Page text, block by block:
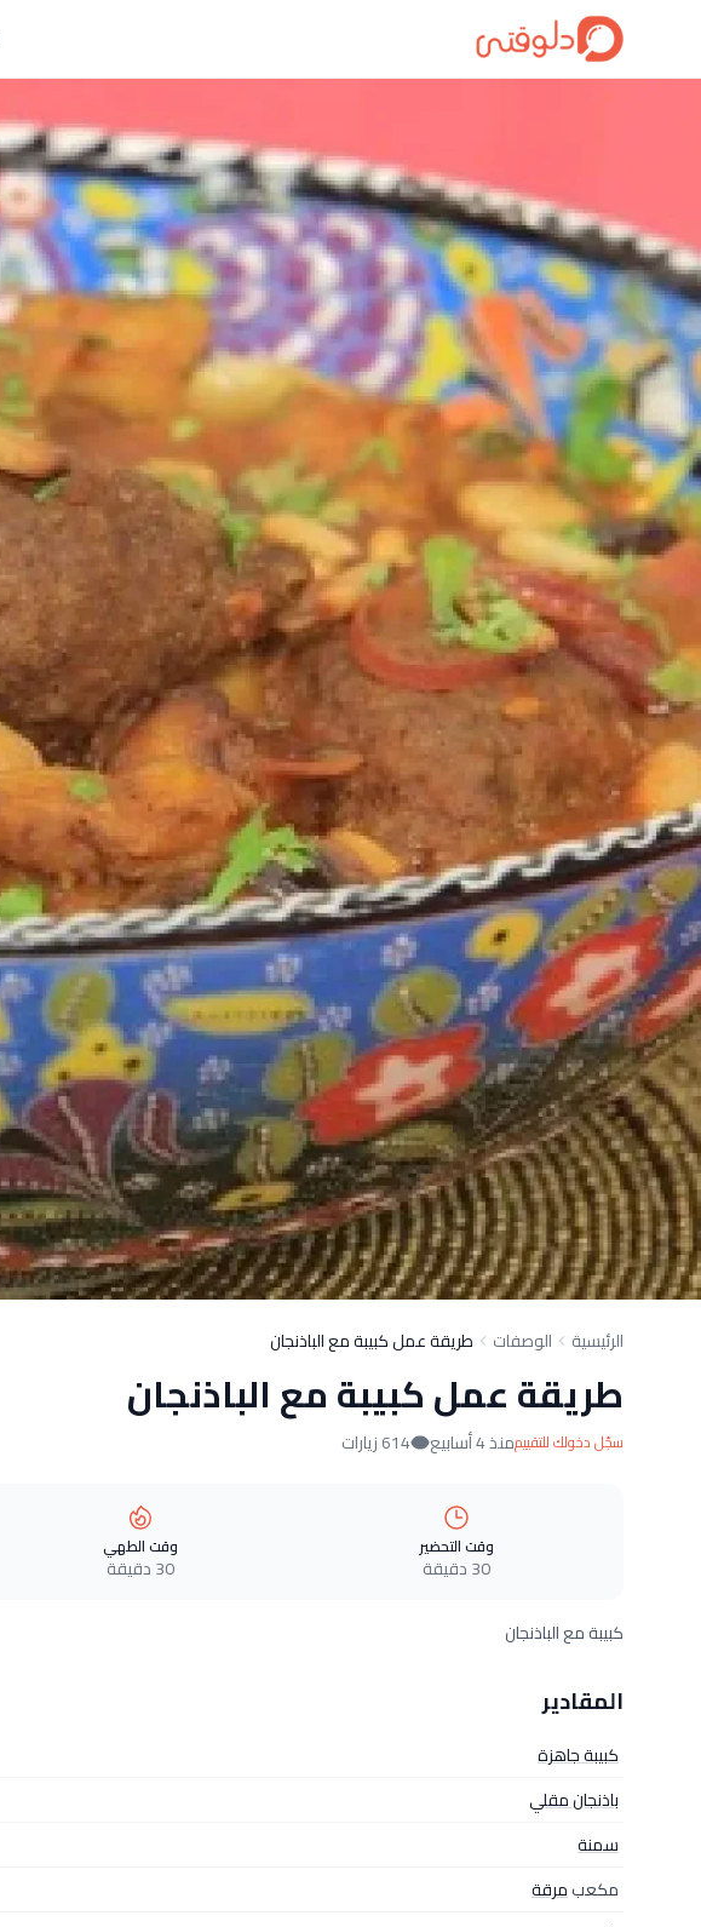
الرئيسية الوصفات طريقة عمل كبيبة مع الباذنجان
طريقة عمل كبيبة مع الباذنجان
سجّل دخولك للتقييممنذ 4 أسابيع 614 زيارات
وقت التحضير
30 دقيقة
وقت الطهي
30 دقيقة
كبيبة مع الباذنجان
المقادير
كبيبة جاهزة
باذنجان مقلي
سمنة
مكعبمرقة